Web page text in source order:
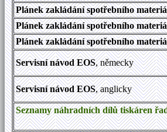
Plánek zakládání spotřebního
Plánek zakládání spotřebního
Plánek zakládání spotřebního
Servisní návod EOS, německy
Servisní návod EOS, anglicky
Seznamy náhradních dílů tiskáren